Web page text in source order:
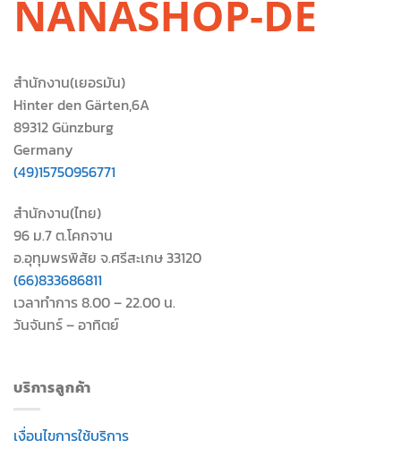
สำนักงาน(เยอรมัน)
Hinter den Gärten,6A
89312 Günzburg
Germany
(49)15750956771
สำนักงาน(ไทย)
96 ม.7 ต.โคกจาน
อ.อุทุมพรพิสัย จ.ศรีสะเกษ 33120
(66)833686811
เวลาทำการ 8.00 – 22.00 น.
วันจันทร์ – อาทิตย์
บริการลูกค้า
เงื่อนไขการใช้บริการ